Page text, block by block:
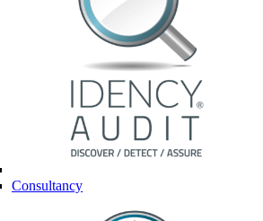
Consultancy